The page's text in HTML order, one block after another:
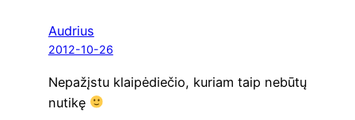
Audrius
2012-10-26
Nepa­žįs­tu klai­pė­die­čio, kuriam taip nebū­tų
nutikę